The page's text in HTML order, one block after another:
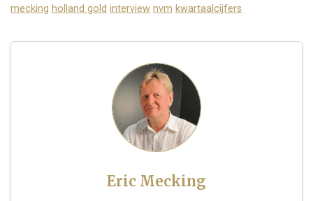
mecking holland gold interview nvm kwartaalcijfers
Eric Mecking